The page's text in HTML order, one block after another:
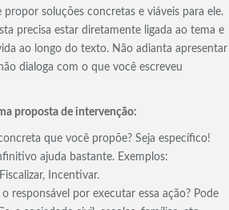
soluções concretas e viáveis para ele.
precisa estar diretamente ligada ao tema e
ao longo do texto. Não adianta apresentar
dialoga com o que você escreveu
proposta de intervenção:
que você propõe? Seja específico!
ajuda bastante. Exemplos:
Incentivar.
responsável por executar essa ação? Pode